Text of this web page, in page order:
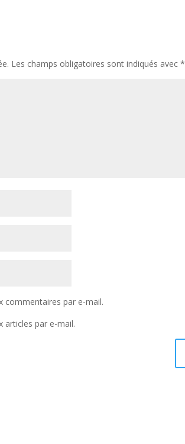
Les champs obligatoires sont indiqués avec*
commentaires par e-mail.
articles par e-mail.